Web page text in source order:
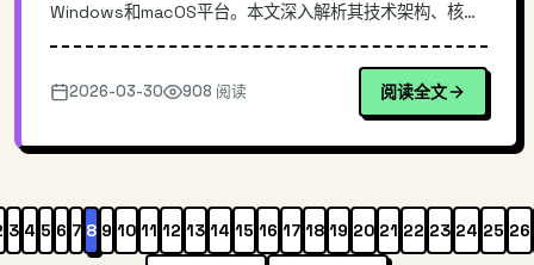
Windows和macOS平台。本文深入解析其技术架构、核心
力高效完成简历筛选、评分排序等HR工作。包含完整的安
装配置和使用示例代码，适合招聘HR和技术团队参考。
2026-03-30 908 阅读 阅读全文
3 4 5 6 7 8 9 10 11 12 13 14 15 16 17 18 19 20 21 22 23 24 25 26